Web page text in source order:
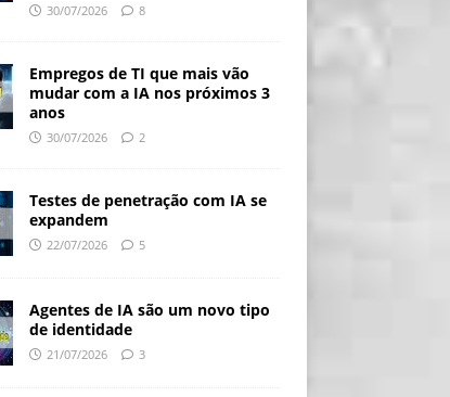
30/07/2026 8
Empregos de TI que mais vão
mudar com a IA nos próximos 3
anos
30/07/2026 2
Testes de penetração com IA se
expandem
22/07/2026 5
Agentes de IA são um novo tipo
de identidade
21/07/2026 3